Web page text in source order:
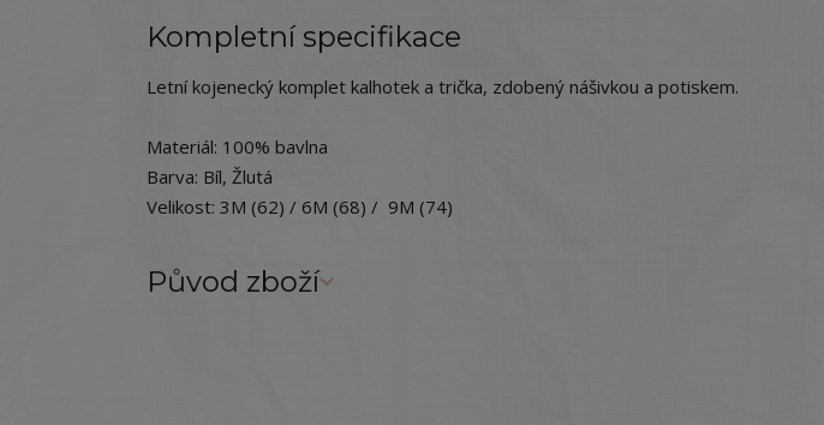
Kompletní specifikace
Letní kojenecký komplet kalhotek a trička, zdobený nášivkou a potiskem.
Materiál: 100% bavlna
Barva: Bíl, Žlutá
Velikost: 3M (62) / 6M (68) / 9M (74)
Původ zboží